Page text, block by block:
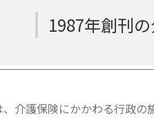
1987年創刊
介護保険にかかわる行政の